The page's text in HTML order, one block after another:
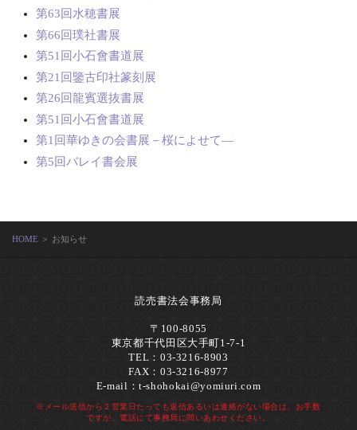
第63回水穂書展
第66回璞社書展
第51回小石會書道展
第21回鑒古印社篆刻展
第26回龍賓選抜書展
第51回小石會書道展
第1回華ゆきの会書展－桜によせて―
第5回バレイ書会展
HOME ＞ お知らせ
読売書法会事務局
〒100-8055
東京都千代田区大手町1-7-1
TEL：03-3216-8903
FAX：03-3216-8977
E-mail：t-shohokai@yomiuri.com
※メール送信から２営業日たっても返信あるいは連絡がない場合は、お手数
ですが、電話にて事務局に問いあわせください。